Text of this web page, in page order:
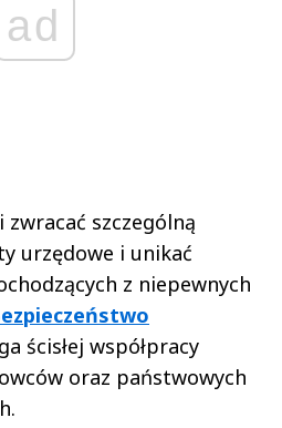
ad
szczególną
urzędowe i unikać
z niepewnych
ścisłej współpracy
oraz państwowych